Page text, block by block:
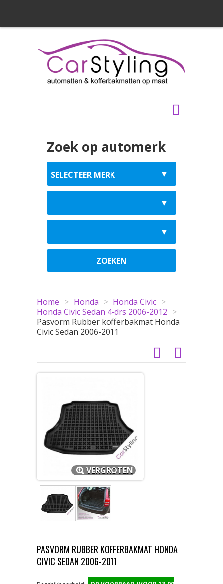
Zoek op automerk
ZOEKEN
Home > Honda > Honda Civic >
Honda Civic Sedan 4-drs 2006-2012 >
Pasvorm Rubber kofferbakmat Honda
Civic Sedan 2006-2011
VERGROTEN
PASVORM RUBBER KOFFERBAKMAT HONDA
CIVIC SEDAN 2006-2011